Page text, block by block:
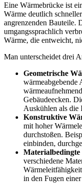
Eine Wärmebrücke ist
Wärme deutlich
angrenzenden Bauteile.
umgangssprachlich
Wärme, die entweicht,
Man unterscheidet drei
Geometrische
wärmeabgebende
Gebäudeecken.
Auskühlen als die
Konstruktive
mit hoher
durchstoßen.
einbinden,
verschiedene
in den Fugen